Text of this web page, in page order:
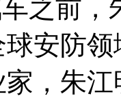
之前，
安防
，朱